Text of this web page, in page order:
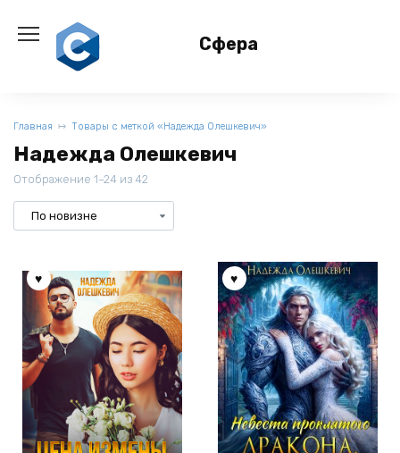
содержанию
Сфера
Главная Товары с меткой «Надежда Олешкевич»
Надежда Олешкевич
Отображение 1–24 из 42